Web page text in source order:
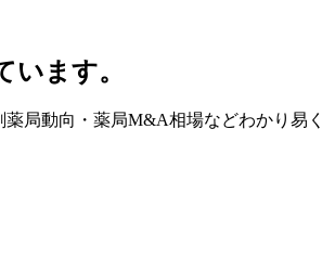
ます。
局動向・薬局M&A相場などわかり易